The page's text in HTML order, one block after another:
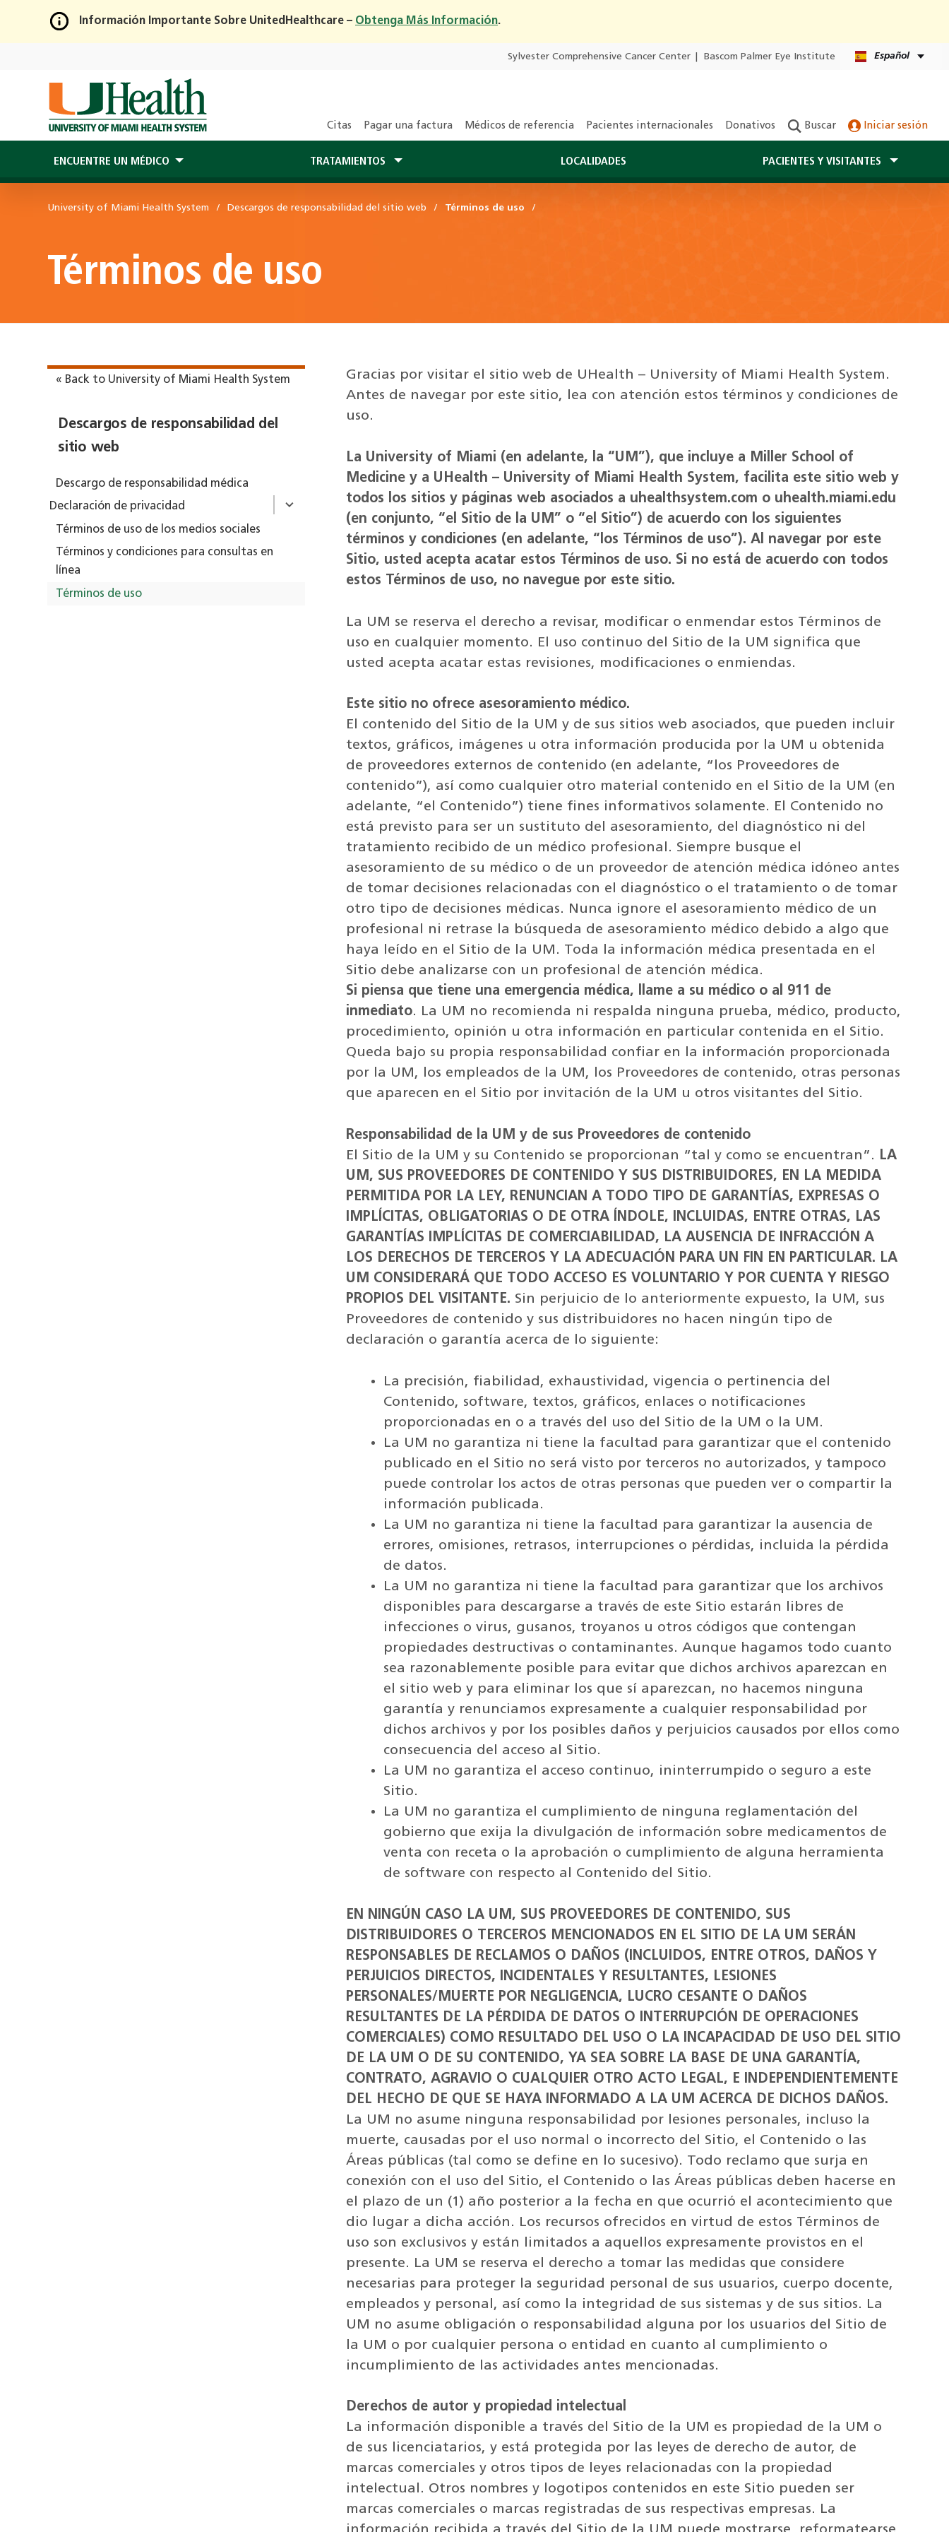
Skip
Main
Content
Información Importante Sobre UnitedHealthcare – Obtenga Más Información.
Sylvester Comprehensive Cancer Center Bascom Palmer Eye Institute Español
Citas Pagar una factura Médicos de referencia Pacientes internacionales Donativos Buscar Iniciar sesión
ENCUENTRE UN MÉDICO TRATAMIENTOS LOCALIDADES PACIENTES Y VISITANTES
University of Miami Health System Descargos de responsabilidad del sitio web Términos de uso
Términos de uso
« Back to University of Miami Health System
Descargos de responsabilidad del
sitio web
Descargo de responsabilidad médica
Declaración de privacidad
Términos de uso de los medios sociales
Términos y condiciones para consultas en
línea
Términos de uso
Gracias por visitar el sitio web de UHealth – University of Miami Health System.
Antes de navegar por este sitio, lea con atención estos términos y condiciones de
uso.
La University of Miami (en adelante, la “UM”), que incluye a Miller School of
Medicine y a UHealth – University of Miami Health System, facilita este sitio web y
todos los sitios y páginas web asociados a uhealthsystem.com o uhealth.miami.edu
(en conjunto, “el Sitio de la UM” o “el Sitio”) de acuerdo con los siguientes
términos y condiciones (en adelante, “los Términos de uso”). Al navegar por este
Sitio, usted acepta acatar estos Términos de uso. Si no está de acuerdo con todos
estos Términos de uso, no navegue por este sitio.
La UM se reserva el derecho a revisar, modificar o enmendar estos Términos de
uso en cualquier momento. El uso continuo del Sitio de la UM significa que
usted acepta acatar estas revisiones, modificaciones o enmiendas.
Este sitio no ofrece asesoramiento médico.
El contenido del Sitio de la UM y de sus sitios web asociados, que pueden incluir
textos, gráficos, imágenes u otra información producida por la UM u obtenida
de proveedores externos de contenido (en adelante, “los Proveedores de
contenido”), así como cualquier otro material contenido en el Sitio de la UM (en
adelante, “el Contenido”) tiene fines informativos solamente. El Contenido no
está previsto para ser un sustituto del asesoramiento, del diagnóstico ni del
tratamiento recibido de un médico profesional. Siempre busque el
asesoramiento de su médico o de un proveedor de atención médica idóneo antes
de tomar decisiones relacionadas con el diagnóstico o el tratamiento o de tomar
otro tipo de decisiones médicas. Nunca ignore el asesoramiento médico de un
profesional ni retrase la búsqueda de asesoramiento médico debido a algo que
haya leído en el Sitio de la UM. Toda la información médica presentada en el
Sitio debe analizarse con un profesional de atención médica.
Si piensa que tiene una emergencia médica, llame a su médico o al 911 de
inmediato. La UM no recomienda ni respalda ninguna prueba, médico, producto,
procedimiento, opinión u otra información en particular contenida en el Sitio.
Queda bajo su propia responsabilidad confiar en la información proporcionada
por la UM, los empleados de la UM, los Proveedores de contenido, otras personas
que aparecen en el Sitio por invitación de la UM u otros visitantes del Sitio.
Responsabilidad de la UM y de sus Proveedores de contenido
El Sitio de la UM y su Contenido se proporcionan “tal y como se encuentran”. LA
UM, SUS PROVEEDORES DE CONTENIDO Y SUS DISTRIBUIDORES, EN LA MEDIDA
PERMITIDA POR LA LEY, RENUNCIAN A TODO TIPO DE GARANTÍAS, EXPRESAS O
IMPLÍCITAS, OBLIGATORIAS O DE OTRA ÍNDOLE, INCLUIDAS, ENTRE OTRAS, LAS
GARANTÍAS IMPLÍCITAS DE COMERCIABILIDAD, LA AUSENCIA DE INFRACCIÓN A
LOS DERECHOS DE TERCEROS Y LA ADECUACIÓN PARA UN FIN EN PARTICULAR. LA
UM CONSIDERARÁ QUE TODO ACCESO ES VOLUNTARIO Y POR CUENTA Y RIESGO
PROPIOS DEL VISITANTE. Sin perjuicio de lo anteriormente expuesto, la UM, sus
Proveedores de contenido y sus distribuidores no hacen ningún tipo de
declaración o garantía acerca de lo siguiente:
La precisión, fiabilidad, exhaustividad, vigencia o pertinencia del
Contenido, software, textos, gráficos, enlaces o notificaciones
proporcionadas en o a través del uso del Sitio de la UM o la UM.
La UM no garantiza ni tiene la facultad para garantizar que el contenido
publicado en el Sitio no será visto por terceros no autorizados, y tampoco
puede controlar los actos de otras personas que pueden ver o compartir la
información publicada.
La UM no garantiza ni tiene la facultad para garantizar la ausencia de
errores, omisiones, retrasos, interrupciones o pérdidas, incluida la pérdida
de datos.
La UM no garantiza ni tiene la facultad para garantizar que los archivos
disponibles para descargarse a través de este Sitio estarán libres de
infecciones o virus, gusanos, troyanos u otros códigos que contengan
propiedades destructivas o contaminantes. Aunque hagamos todo cuanto
sea razonablemente posible para evitar que dichos archivos aparezcan en
el sitio web y para eliminar los que sí aparezcan, no hacemos ninguna
garantía y renunciamos expresamente a cualquier responsabilidad por
dichos archivos y por los posibles daños y perjuicios causados por ellos como
consecuencia del acceso al Sitio.
La UM no garantiza el acceso continuo, ininterrumpido o seguro a este
Sitio.
La UM no garantiza el cumplimiento de ninguna reglamentación del
gobierno que exija la divulgación de información sobre medicamentos de
venta con receta o la aprobación o cumplimiento de alguna herramienta
de software con respecto al Contenido del Sitio.
EN NINGÚN CASO LA UM, SUS PROVEEDORES DE CONTENIDO, SUS
DISTRIBUIDORES O TERCEROS MENCIONADOS EN EL SITIO DE LA UM SERÁN
RESPONSABLES DE RECLAMOS O DAÑOS (INCLUIDOS, ENTRE OTROS, DAÑOS Y
PERJUICIOS DIRECTOS, INCIDENTALES Y RESULTANTES, LESIONES
PERSONALES/MUERTE POR NEGLIGENCIA, LUCRO CESANTE O DAÑOS
RESULTANTES DE LA PÉRDIDA DE DATOS O INTERRUPCIÓN DE OPERACIONES
COMERCIALES) COMO RESULTADO DEL USO O LA INCAPACIDAD DE USO DEL SITIO
DE LA UM O DE SU CONTENIDO, YA SEA SOBRE LA BASE DE UNA GARANTÍA,
CONTRATO, AGRAVIO O CUALQUIER OTRO ACTO LEGAL, E INDEPENDIENTEMENTE
DEL HECHO DE QUE SE HAYA INFORMADO A LA UM ACERCA DE DICHOS DAÑOS.
La UM no asume ninguna responsabilidad por lesiones personales, incluso la
muerte, causadas por el uso normal o incorrecto del Sitio, el Contenido o las
Áreas públicas (tal como se define en lo sucesivo). Todo reclamo que surja en
conexión con el uso del Sitio, el Contenido o las Áreas públicas deben hacerse en
el plazo de un (1) año posterior a la fecha en que ocurrió el acontecimiento que
dio lugar a dicha acción. Los recursos ofrecidos en virtud de estos Términos de
uso son exclusivos y están limitados a aquellos expresamente provistos en el
presente. La UM se reserva el derecho a tomar las medidas que considere
necesarias para proteger la seguridad personal de sus usuarios, cuerpo docente,
empleados y personal, así como la integridad de sus sistemas y de sus sitios. La
UM no asume obligación o responsabilidad alguna por los usuarios del Sitio de
la UM o por cualquier persona o entidad en cuanto al cumplimiento o
incumplimiento de las actividades antes mencionadas.
Derechos de autor y propiedad intelectual
La información disponible a través del Sitio de la UM es propiedad de la UM o
de sus licenciatarios, y está protegida por las leyes de derecho de autor, de
marcas comerciales y otros tipos de leyes relacionadas con la propiedad
intelectual. Otros nombres y logotipos contenidos en este Sitio pueden ser
marcas comerciales o marcas registradas de sus respectivas empresas. La